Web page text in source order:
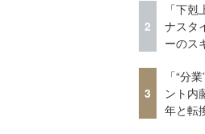
2
「下
ナスタ
ーのス
3
「“分
ント内
年と転